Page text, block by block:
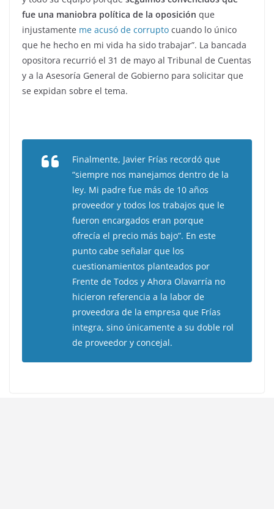
fue una maniobra política de la oposición que
injustamente me acusó de corrupto cuando lo único
que he hecho en mi vida ha sido trabajar”. La bancada
opositora recurrió el 31 de mayo al Tribunal de Cuentas
y a la Asesoría General de Gobierno para solicitar que
se expidan sobre el tema.
Finalmente, Javier Frías recordó que
“siempre nos manejamos dentro de la
ley. Mi padre fue más de 10 años
proveedor y todos los trabajos que le
fueron encargados eran porque
ofrecía el precio más bajo”. En este
punto cabe señalar que los
cuestionamientos planteados por
Frente de Todos y Ahora Olavarría no
hicieron referencia a la labor de
proveedora de la empresa que Frías
integra, sino únicamente a su doble rol
de proveedor y concejal.